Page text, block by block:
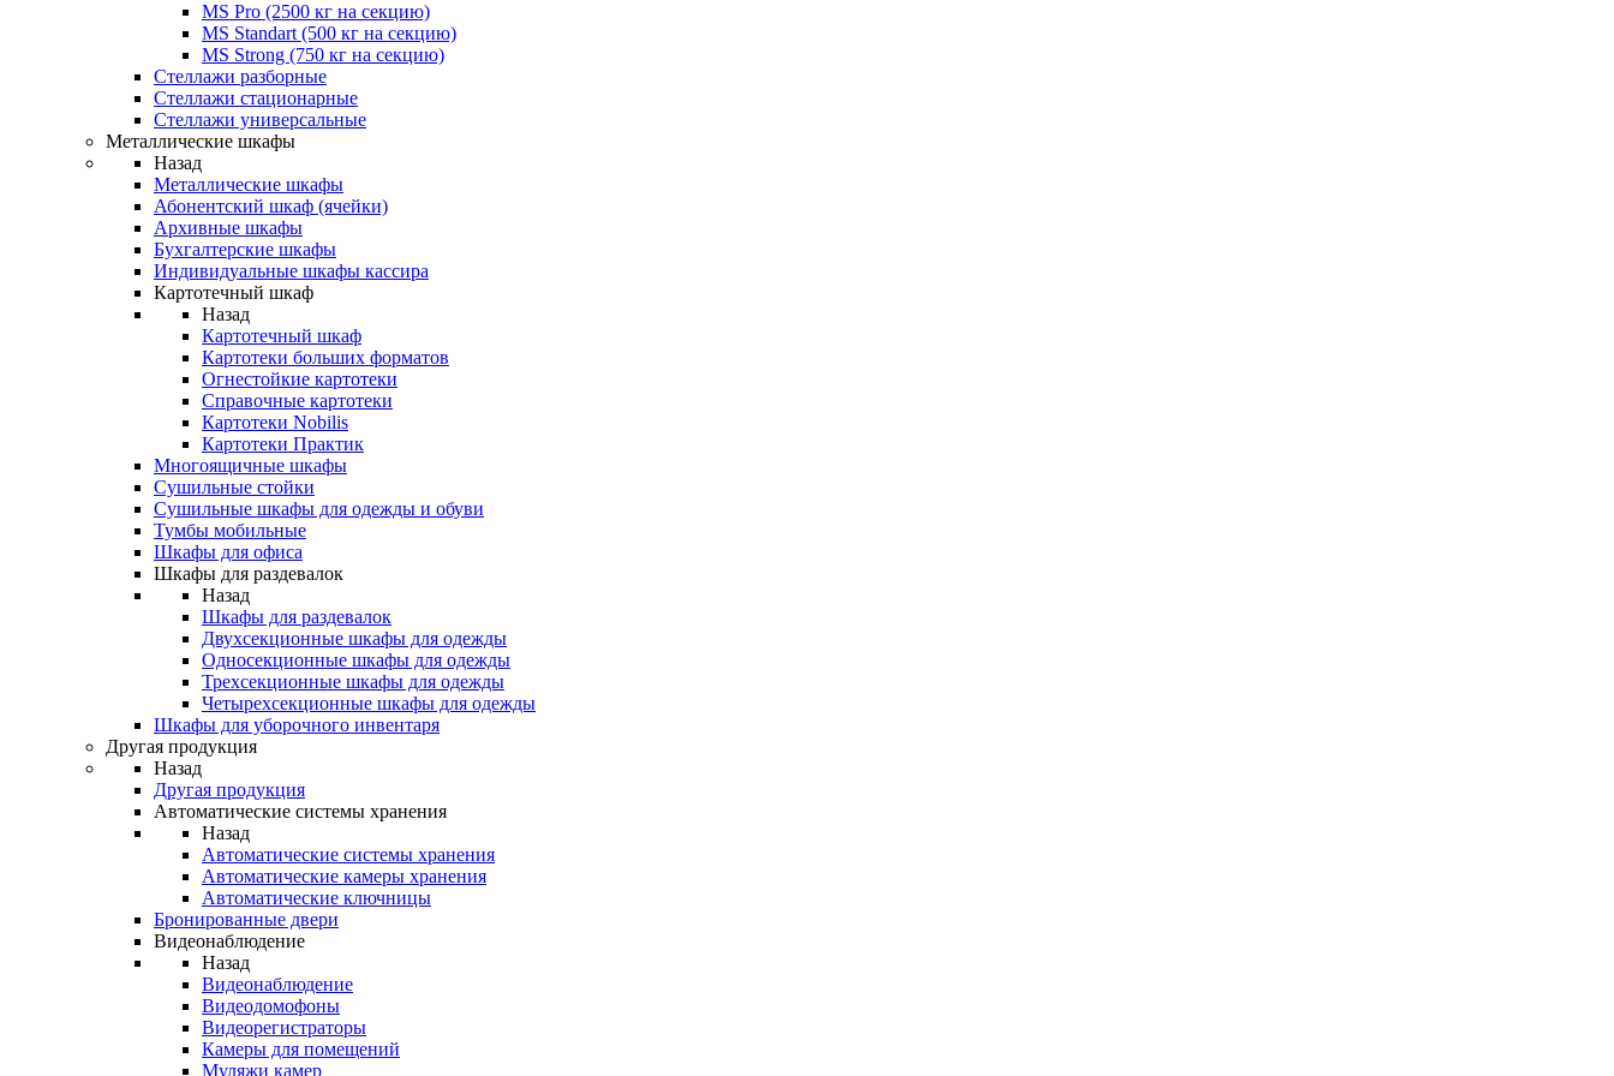
MS Pro (2500 кг на секцию)
MS Standart (500 кг на секцию)
MS Strong (750 кг на секцию)
Стеллажи разборные
Стеллажи стационарные
Стеллажи универсальные
Металлические шкафы
Назад
Металлические шкафы
Абонентский шкаф (ячейки)
Архивные шкафы
Бухгалтерские шкафы
Индивидуальные шкафы кассира
Картотечный шкаф
Назад
Картотечный шкаф
Картотеки больших форматов
Огнестойкие картотеки
Справочные картотеки
Картотеки Nobilis
Картотеки Практик
Многоящичные шкафы
Сушильные стойки
Сушильные шкафы для одежды и обуви
Тумбы мобильные
Шкафы для офиса
Шкафы для раздевалок
Назад
Шкафы для раздевалок
Двухсекционные шкафы для одежды
Односекционные шкафы для одежды
Трехсекционные шкафы для одежды
Четырехсекционные шкафы для одежды
Шкафы для уборочного инвентаря
Другая продукция
Назад
Другая продукция
Автоматические системы хранения
Назад
Автоматические системы хранения
Автоматические камеры хранения
Автоматические ключницы
Бронированные двери
Видеонаблюдение
Назад
Видеонаблюдение
Видеодомофоны
Видеорегистраторы
Камеры для помещений
Муляжи камер